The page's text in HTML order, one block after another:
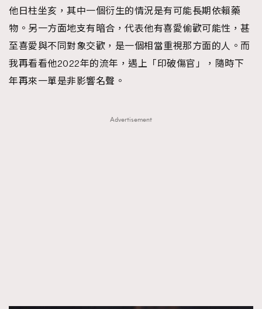
他日柱坐亥，其中一個衍生的情況是有可能長期依賴藥
物。另一方面地支有暗合，代表他有喜愛偷歡可能性，甚
至喜愛與不同對象交歡，是一個相當重視那方面的人。而
我再看看他2022年的流年，遇上「印破傷官」，隨時下
年再來一單是非影響名聲。
Advertisement